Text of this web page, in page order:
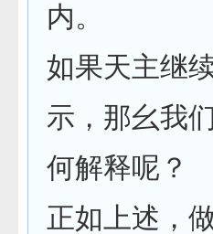
内。
如果天主继
示，那幺我
何解释呢？
正如上述，